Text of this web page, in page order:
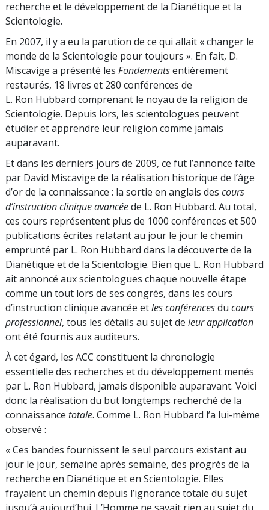
recherche et le développement de la Dianétique et la
Scientologie.
En 2007, il y a eu la parution de ce qui allait « changer le
monde de la Scientologie pour toujours ». En fait, D.
Miscavige a présenté les Fondementsentièrement
restaurés, 18 livres et 280 conférences de
L. Ron Hubbard comprenant le noyau de la religion de
Scientologie. Depuis lors, les scientologues peuvent
étudier et apprendre leur religion comme jamais
auparavant.
Et dans les derniers jours de 2009, ce fut l’annonce faite
par David Miscavige de la réalisation historique de l’âge
d’or de la connaissance : la sortie en anglais des cours
d’instruction clinique avancéede L. Ron Hubbard. Au total,
ces cours représentent plus de 1000 conférences et 500
publications écrites relatant au jour le jour le chemin
emprunté par L. Ron Hubbard dans la découverte de la
Dianétique et de la Scientologie. Bien que L. Ron Hubbard
ait annoncé aux scientologues chaque nouvelle étape
comme un tout lors de ses congrès, dans les cours
d’instruction clinique avancée etles conférencesdu cours
professionnel, tous les détails au sujet de leur application
ont été fournis aux auditeurs.
À cet égard, les ACC constituent la chronologie
essentielle des recherches et du développement menés
par L. Ron Hubbard, jamais disponible auparavant. Voici
donc la réalisation du but longtemps recherché de la
connaissance totale. Comme L. Ron Hubbard l’a lui-même
observé :
« Ces bandes fournissent le seul parcours existant au
jour le jour, semaine après semaine, des progrès de la
recherche en Dianétique et en Scientologie. Elles
frayaient un chemin depuis l’ignorance totale du sujet